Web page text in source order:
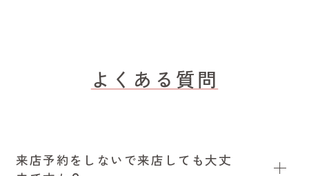
よくある質問
来店予約をしないで来店しても大丈